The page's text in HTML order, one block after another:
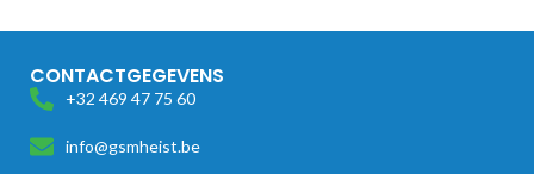
CONTACTGEGEVENS
+32 469 47 75 60
info@gsmheist.be